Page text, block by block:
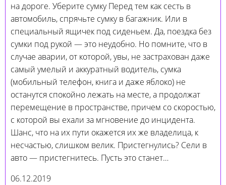
на дороге. Уберите сумку Перед тем как сесть в
автомобиль, спрячьте сумку в багажник. Или в
специальный ящичек под сиденьем. Да, поездка без
сумки под рукой — это неудобно. Но помните, что в
случае аварии, от которой, увы, не застрахован даже
самый умелый и аккуратный водитель, сумка
(мобильный телефон, книга и даже яблоко) не
останутся спокойно лежать на месте, а продолжат
перемещение в пространстве, причем со скоростью,
с которой вы ехали за мгновение до инцидента.
Шанс, что на их пути окажется их же владелица, к
несчастью, слишком велик. Пристегнулись? Сели в
авто — пристегнитесь. Пусть это станет…
06.12.2019